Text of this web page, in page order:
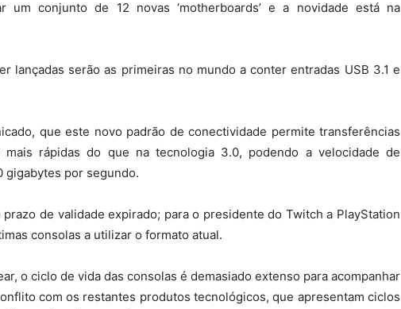
um conjunto de 12 novas ‘motherboards’ e a novidade está na
lançadas serão as primeiras no mundo a conter entradas USB 3.1 e
que este novo padrão de conectividade permite transferências
rápidas do que na tecnologia 3.0, podendo a velocidade de
gigabytes por segundo.
de validade expirado; para o presidente do Twitch a PlayStation
consolas a utilizar o formato atual.
o ciclo de vida das consolas é demasiado extenso para acompanhar
com os restantes produtos tecnológicos, que apresentam ciclos